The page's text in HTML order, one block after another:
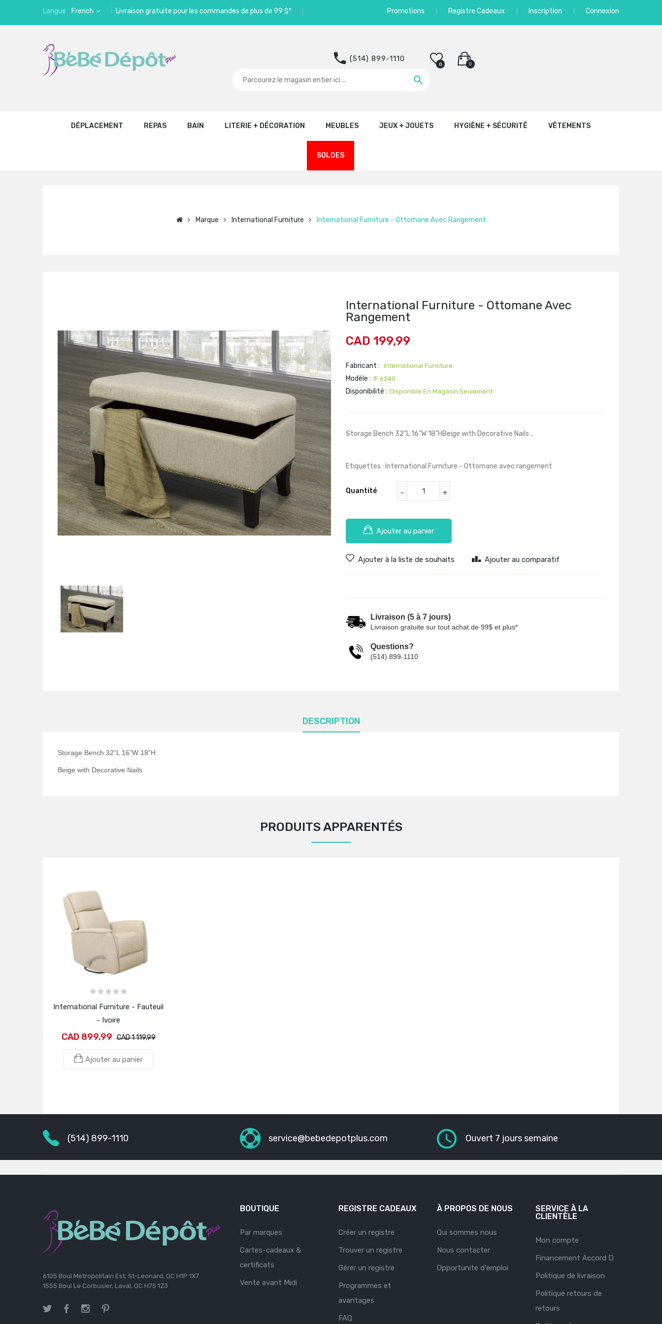
Langue French Livraison gratuite pour les commandes de plus de 99 $* Promotions Registre Cadeaux Inscription Connexion
0
0
(514) 899-1110
DÉPLACEMENT REPAS BAIN LITERIE + DÉCORATION MEUBLES JEUX + JOUETS HYGIÈNE + SÉCURITÉ VÊTEMENTS
SOLDES
Marque International Furniture International Furniture - Ottomane Avec Rangement
International Furniture - Ottomane Avec
Rangement
CAD 199,99
Fabricant : International Furniture
Modèle : IF 6240
Disponibilité : Disponible En Magasin Seulement
Storage Bench 32”L 16”W 18”HBeige with Decorative Nails ..
Etiquettes : International Furniture - Ottomane avec rangement
Quantité
Ajouter au panier
Ajouter à la liste de souhaits Ajouter au comparatif
Livraison (5 à 7 jours)
Livraison gratuite sur tout achat de 99$ et plus*
Questions?
(514) 899-1110
DESCRIPTION
Storage Bench 32”L 16”W 18”H
Beige with Decorative Nails
PRODUITS APPARENTÉS
International Furniture - Fauteuil
- Ivoire
CAD 899,99 CAD 1 119,99
Ajouter au panier
(514) 899-1110 service@bebedepotplus.com Ouvert 7 jours semaine
6105 Boul Metropolitain Est, St-Leonard, QC H1P 1X7
1555 Boul Le Corbusier, Laval, QC H7S 1Z3
BOUTIQUE
Par marques
Cartes-cadeaux &
certificats
Vente avant Midi
REGISTRE CADEAUX
Créer un registre
Trouver un registre
Gérer un registre
Programmes et
avantages
FAQ
À PROPOS DE NOUS
Qui sommes nous
Nous contacter
Opportunite d'emploi
SERVICE À LA
CLIENTÈLE
Mon compte
Financement Accord D
Politique de livraison
Politique retours de
retours